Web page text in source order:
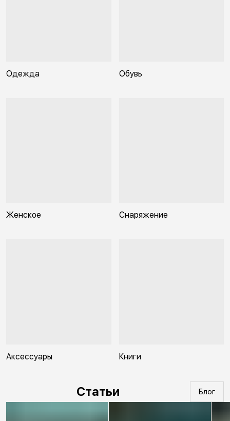
Одежда Обувь
Женское Снаряжение
Аксессуары Книги
Статьи Блог